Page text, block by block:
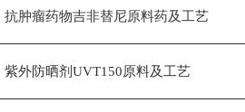
抗肿瘤药物吉非替尼原料药及工艺
紫外防晒剂UVT150原料及工艺